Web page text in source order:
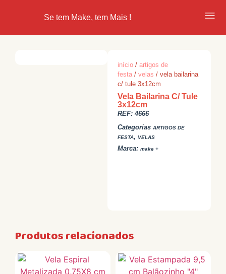
Se tem Make, tem Mais !
início /artigos de
festa /velas / vela bailarina
c/ tule 3x12cm
Vela Bailarina C/ Tule
3x12cm
REF:4666
Categorias ARTIGOS DE
FESTA, VELAS
Marca:make +
Produtos relacionados